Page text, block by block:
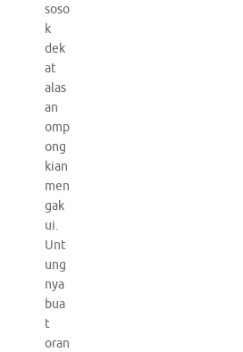
soso
k
dek
at
alas
an
omp
ong
kian
men
gak
ui.
Unt
ung
nya
bua
t
oran